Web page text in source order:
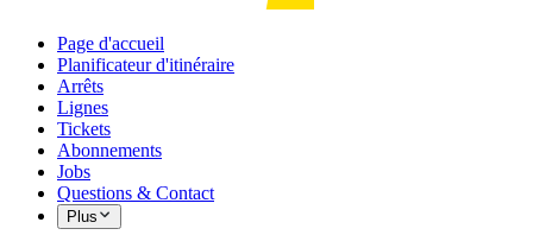
Page d'accueil
Planificateur d'itinéraire
Arrêts
Lignes
Tickets
Abonnements
Jobs
Questions & Contact
Plus